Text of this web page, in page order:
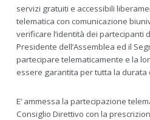
servizi gratuiti e accessibili
telematica con comunicazione
verificare l’identità dei partecipanti
Presidente dell’Assemblea ed il
partecipare telematicamente e la
essere garantita per tutta la durata
E’ ammessa la partecipazione
Consiglio Direttivo con la